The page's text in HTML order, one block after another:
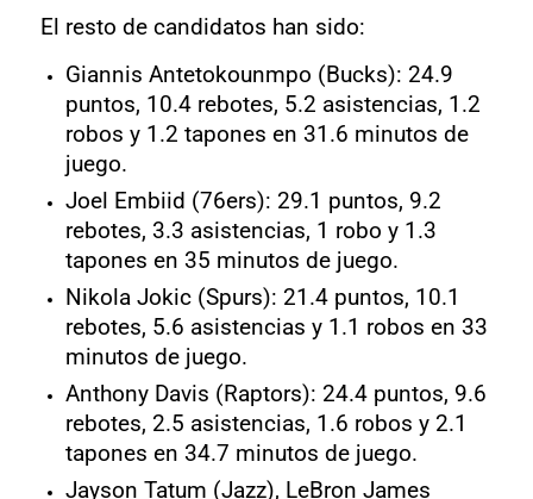
El resto de candidatos han sido:
Giannis Antetokounmpo (Bucks): 24.9
puntos, 10.4 rebotes, 5.2 asistencias, 1.2
robos y 1.2 tapones en 31.6 minutos de
juego.
Joel Embiid (76ers): 29.1 puntos, 9.2
rebotes, 3.3 asistencias, 1 robo y 1.3
tapones en 35 minutos de juego.
Nikola Jokic (Spurs): 21.4 puntos, 10.1
rebotes, 5.6 asistencias y 1.1 robos en 33
minutos de juego.
Anthony Davis (Raptors): 24.4 puntos, 9.6
rebotes, 2.5 asistencias, 1.6 robos y 2.1
tapones en 34.7 minutos de juego.
Jayson Tatum (Jazz), LeBron James